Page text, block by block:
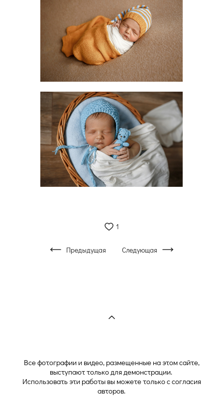
1
Предыдущая Следующая
Все фотографии и видео, размещенные на этом сайте,
выступают только для демонстрации.
Использовать эти работы вы можете только с согласия
авторов.